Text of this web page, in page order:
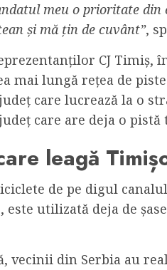
meu o prioritate din
și mă țin de cuvânt”,
CJ Timiș,
mai lungă rețea de
care lucrează la o
care are deja o
leagă
de pe digul
este utilizată deja de
vecinii din Serbia au